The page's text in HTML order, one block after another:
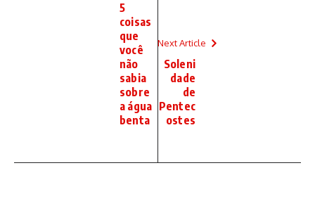
5
coisas
que
você
não
sabia
sobre
a água
benta
Next Article
Soleni
dade
de
Pentec
ostes